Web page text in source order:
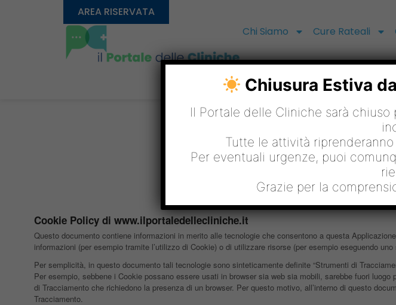
AREA RISERVATA
Chi Siamo
Cure Rateali
Cookie Policy di www.ilportaledellecliniche.it
Questo documento contiene informazioni in merito alle tecnologie che consentono a questa
informazioni (per esempio tramite l’utilizzo di Cookie) o di utilizzare risorse (per esempio eseguendo
Per semplicità, in questo documento tali tecnologie sono sinteticamente definite “Strumenti di
Per esempio, sebbene i Cookie possano essere usati in browser sia web sia mobili, sarebbe fuori
di Tracciamento che richiedono la presenza di un browser. Per questo motivo, all’interno di questo
Tracciamento.
Chiusura Estiva
Il Portale delle Cliniche sarà
Tutte le attività
Per eventuali urgenze, puoi
Grazie per la